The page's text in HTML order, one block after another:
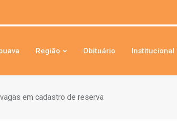
Região Obituário Institucional
em cadastro de reserva